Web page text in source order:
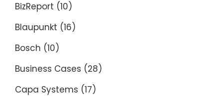
BizReport (10)
Blaupunkt (16)
Bosch (10)
Business Cases (28)
Capa Systems (17)